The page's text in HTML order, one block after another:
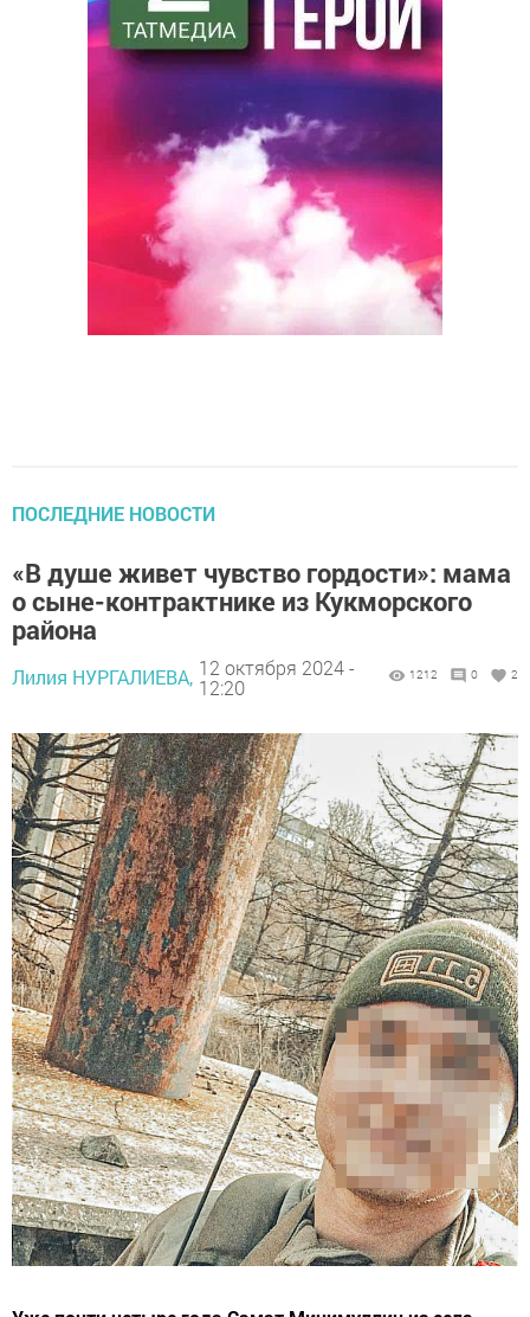
ПОСЛЕДНИЕ НОВОСТИ
«В душе живет чувство гордости»: мама
о сыне-контрактнике из Кукморского
района
Лилия НУРГАЛИЕВА, 12 октября 2024 -
12:20
1212 0 2